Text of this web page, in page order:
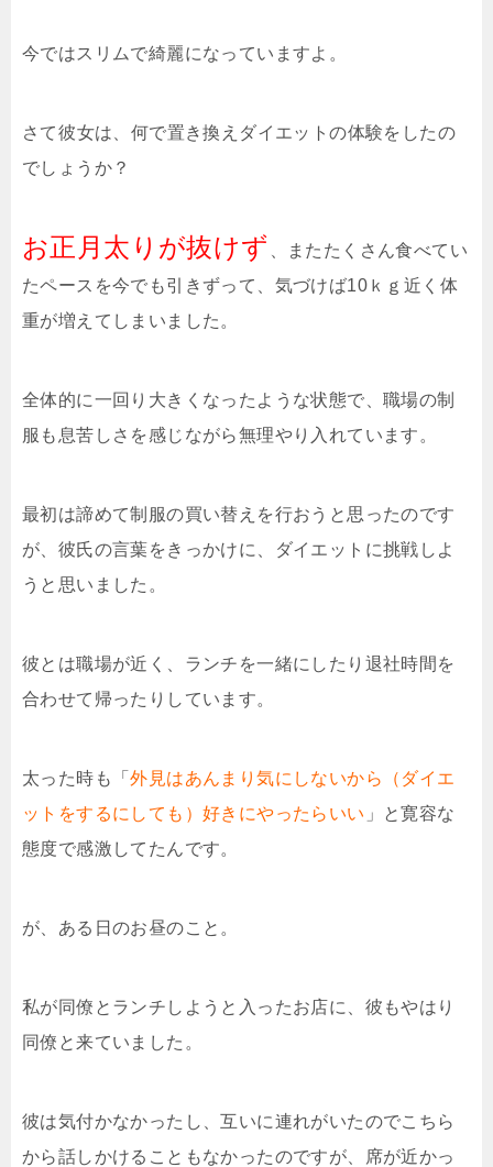
今ではスリムで綺麗になっていますよ。
さて彼女は、何で置き換えダイエットの体験をしたの
でしょうか？
お正月太りが抜けず
、またたくさん食べてい
たペースを今でも引きずって、気づけば10ｋｇ近く体
重が増えてしまいました。
全体的に一回り大きくなったような状態で、職場の制
服も息苦しさを感じながら無理やり入れています。
最初は諦めて制服の買い替えを行おうと思ったのです
が、彼氏の言葉をきっかけに、ダイエットに挑戦しよ
うと思いました。
彼とは職場が近く、ランチを一緒にしたり退社時間を
合わせて帰ったりしています。
太った時も「外見はあんまり気にしないから（ダイエ
ットをするにしても）好きにやったらいい 」と寛容な
態度で感激してたんです。
が、ある日のお昼のこと。
私が同僚とランチしようと入ったお店に、彼もやはり
同僚と来ていました。
彼は気付かなかったし、互いに連れがいたのでこちら
から話しかけることもなかったのですが、席が近かっ